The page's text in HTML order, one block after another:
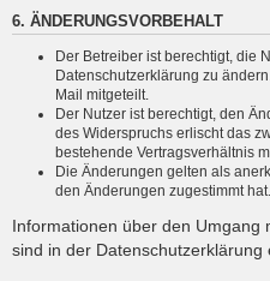
6. ÄNDERUNGSVORBEHALT
Der Betreiber ist berechtigt, die
Datenschutzerklärung zu
Mail mitgeteilt.
Der Nutzer ist berechtigt, den
des Widerspruchs erlischt das
bestehende Vertragsverhältnis
Die Änderungen gelten als
den Änderungen zugestimmt hat.
Informationen über den Umgang
sind in der Datenschutzerklärung